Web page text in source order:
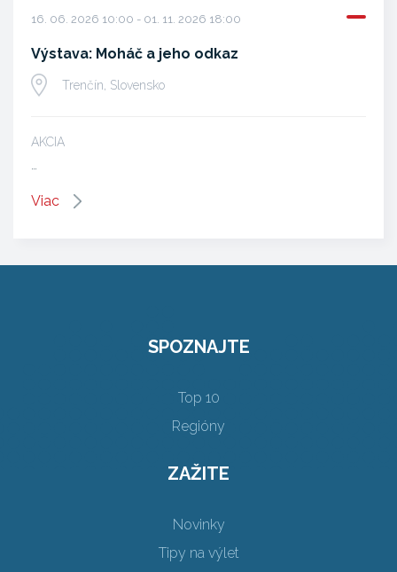
16. 06. 2026 10:00 - 01. 11. 2026 18:00
Výstava: Moháč a jeho odkaz
Trenčín, Slovensko
AKCIA
…
Viac
SPOZNAJTE
Top 10
Regióny
ZAŽITE
Novinky
Tipy na výlet